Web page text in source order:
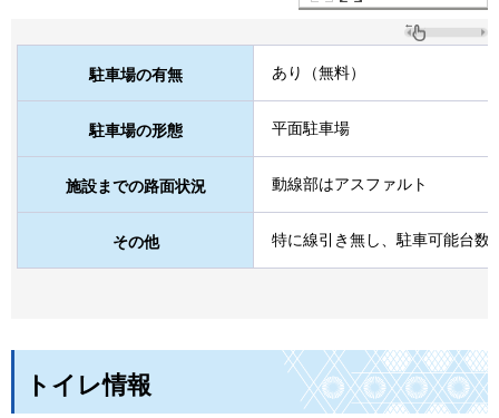
駐車場の有無 あり（無料）
駐車場の形態 平面駐車場
施設までの路面状況 動線部はアスファルト
その他 特に線引き無し、駐車可能台数
トイレ情報